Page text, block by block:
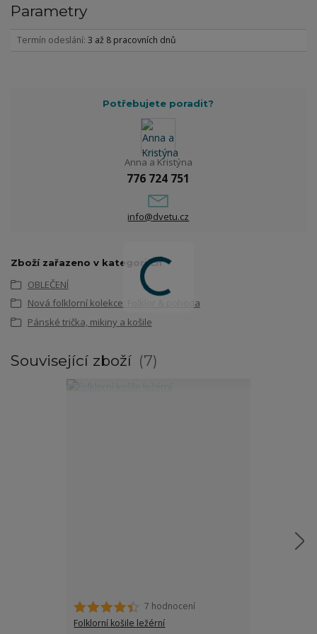
Parametry
Termín odeslání 3 až 8 pracovních dnů
Potřebujete poradit?
Anna a Kristýna
776 724 751
info@dvetu.cz
Zboží zařazeno v kategoriích
OBLEČENÍ
Nová folklorní kolekce: Folklor & pohoda
Pánské trička, mikiny a košile
Související zboží 7
7 hodnocení
Folklorní košile ležérní